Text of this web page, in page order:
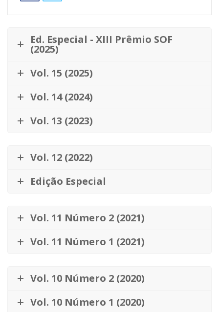
Ed. Especial - XIII Prêmio SOF
(2025)
Vol. 15 (2025)
Vol. 14 (2024)
Vol. 13 (2023)
Vol. 12 (2022)
Edição Especial
Vol. 11 Número 2 (2021)
Vol. 11 Número 1 (2021)
Vol. 10 Número 2 (2020)
Vol. 10 Número 1 (2020)